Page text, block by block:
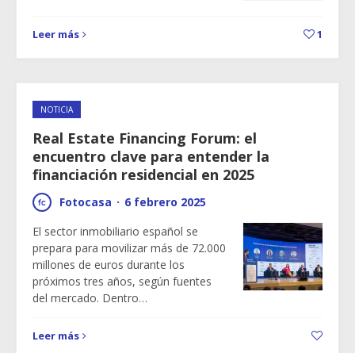
Leer más 1
NOTICIA
Real Estate Financing Forum: el
encuentro clave para entender la
financiación residencial en 2025
Fotocasa · 6 febrero 2025
El sector inmobiliario español se
prepara para movilizar más de 72.000
millones de euros durante los
próximos tres años, según fuentes
del mercado. Dentro…
Leer más